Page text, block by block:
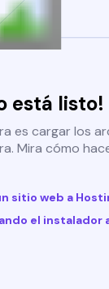
está listo!
es cargar los
Mira cómo
sitio web a
el instalador